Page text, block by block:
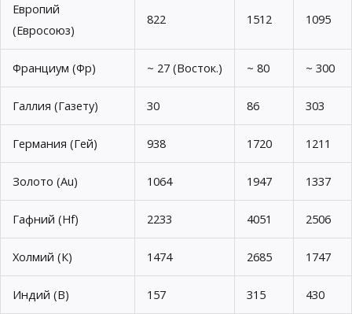
Европий
(Евросоюз)
822 1512 1095
Франциум (Фр) ~ 27 (Восток.) ~ 80 ~ 300
Галлия (Газету) 30 86 303
Германия (Гей) 938 1720 1211
Золото (Au) 1064 1947 1337
Гафний (Hf) 2233 4051 2506
Холмий (К) 1474 2685 1747
Индий (В) 157 315 430